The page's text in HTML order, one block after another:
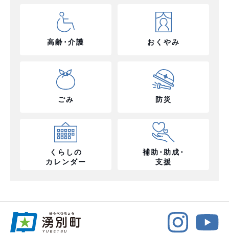
高齢･介護 おくやみ
ごみ 防災
くらしの
カレンダー
補助･助成･
支援